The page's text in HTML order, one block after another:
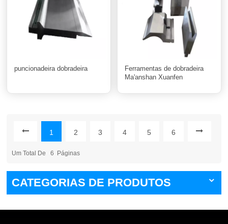
puncionadeira dobradeira
Ferramentas de dobradeira
Ma'anshan Xuanfen
1 2 3 4 5 6
Um Total De 6 Páginas
CATEGORIAS DE PRODUTOS